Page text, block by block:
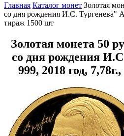
Главная Каталог монет Золотая
со дня рождения И.С. Тургенева"
тираж 1500 шт
Золотая монета 50
со дня рождения
999, 2018 год,